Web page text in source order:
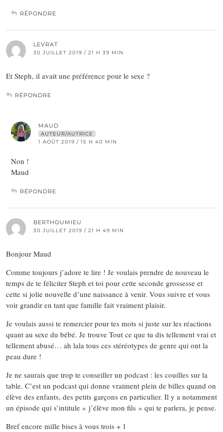
RÉPONDRE
LEVRAT
30 JUILLET 2019 / 21 H 39 MIN
Et Steph, il avait une préférence pour le sexe ?
RÉPONDRE
MAUD
AUTEUR/AUTRICE
1 AOÛT 2019 / 15 H 40 MIN
Non !
Maud
RÉPONDRE
BERTHOUMIEU
30 JUILLET 2019 / 21 H 49 MIN
Bonjour Maud
Comme toujours j’adore te lire ! Je voulais prendre de nouveau le
temps de te féliciter Steph et toi pour cette seconde grossesse et
cette si jolie nouvelle d’une naissance à venir. Vous suivre et vous
voir grandir en tant que famille fait vraiment plaisir.
Je voulais aussi te remercier pour tes mots si juste sur les réactions
quant au sexe du bébé. Je trouve Tout ce que tu dis tellement vrai et
tellement abusé… ah lala tous ces stéréotypes de genre qui ont la
peau dure !
Je ne saurais que trop te conseiller un podcast : les couilles sur la
table. C’est un podcast qui donne vraiment plein de billes quand on
élève des enfants, des petits garçons en particulier. Il y a notamment
un épisode qui s’intitule « j’élève mon fils » qui te parlera, je pense.
Bref encore mille bises à vous trois + 1